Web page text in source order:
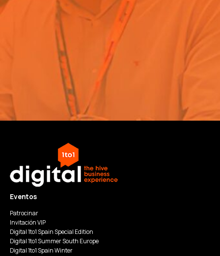
Eventos
Patrocinar
Invitación VIP
Digital 1to1 Spain Special Edition
Digital 1to1 Summer South Europe
Digital 1to1 Spain Winter